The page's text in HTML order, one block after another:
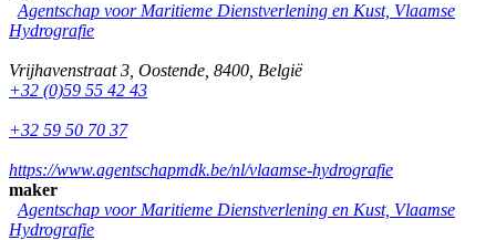
Agentschap voor Maritieme Dienstverlening en Kust, Vlaamse
Hydrografie
Vrijhavenstraat 3 Oostende 8400 België
+32 (0)59 55 42 43
+32 59 50 70 37
https://www.agentschapmdk.be/nl/vlaamse-hydrografie
maker
Agentschap voor Maritieme Dienstverlening en Kust, Vlaamse
Hydrografie